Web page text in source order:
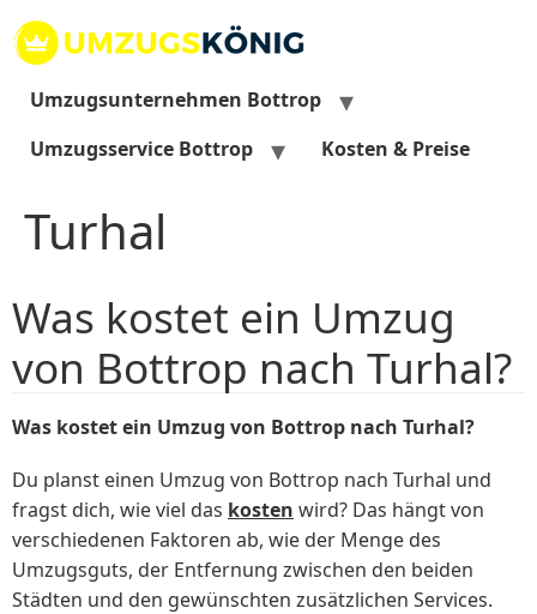
Inhalt
springen
Umzugsunternehmen Bottrop
Umzugsservice Bottrop
Kosten & Preise
Turhal
Was kostet ein Umzug
von Bottrop nach Turhal?
Was kostet ein Umzug von Bottrop nach Turhal?
Du planst einen Umzug von Bottrop nach Turhal und
fragst dich, wie viel das kosten wird? Das hängt von
verschiedenen Faktoren ab, wie der Menge des
Umzugsguts, der Entfernung zwischen den beiden
Städten und den gewünschten zusätzlichen Services.